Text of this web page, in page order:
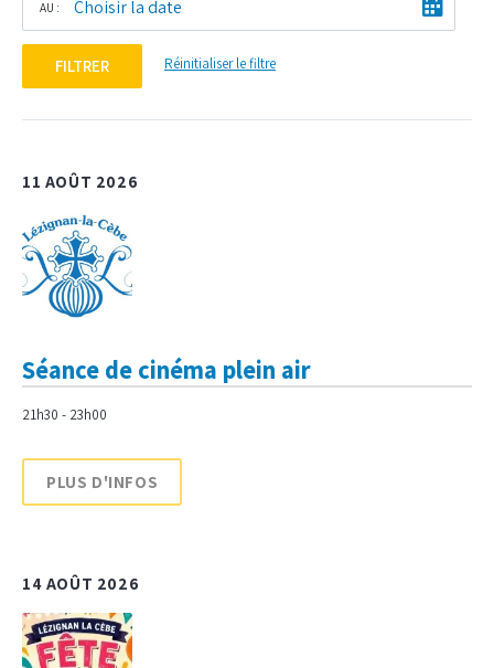
AU :
FILTRER Réinitialiser le filtre
11 AOÛT 2026
Séance de cinéma plein air
21h30 - 23h00
PLUS D'INFOS
14 AOÛT 2026